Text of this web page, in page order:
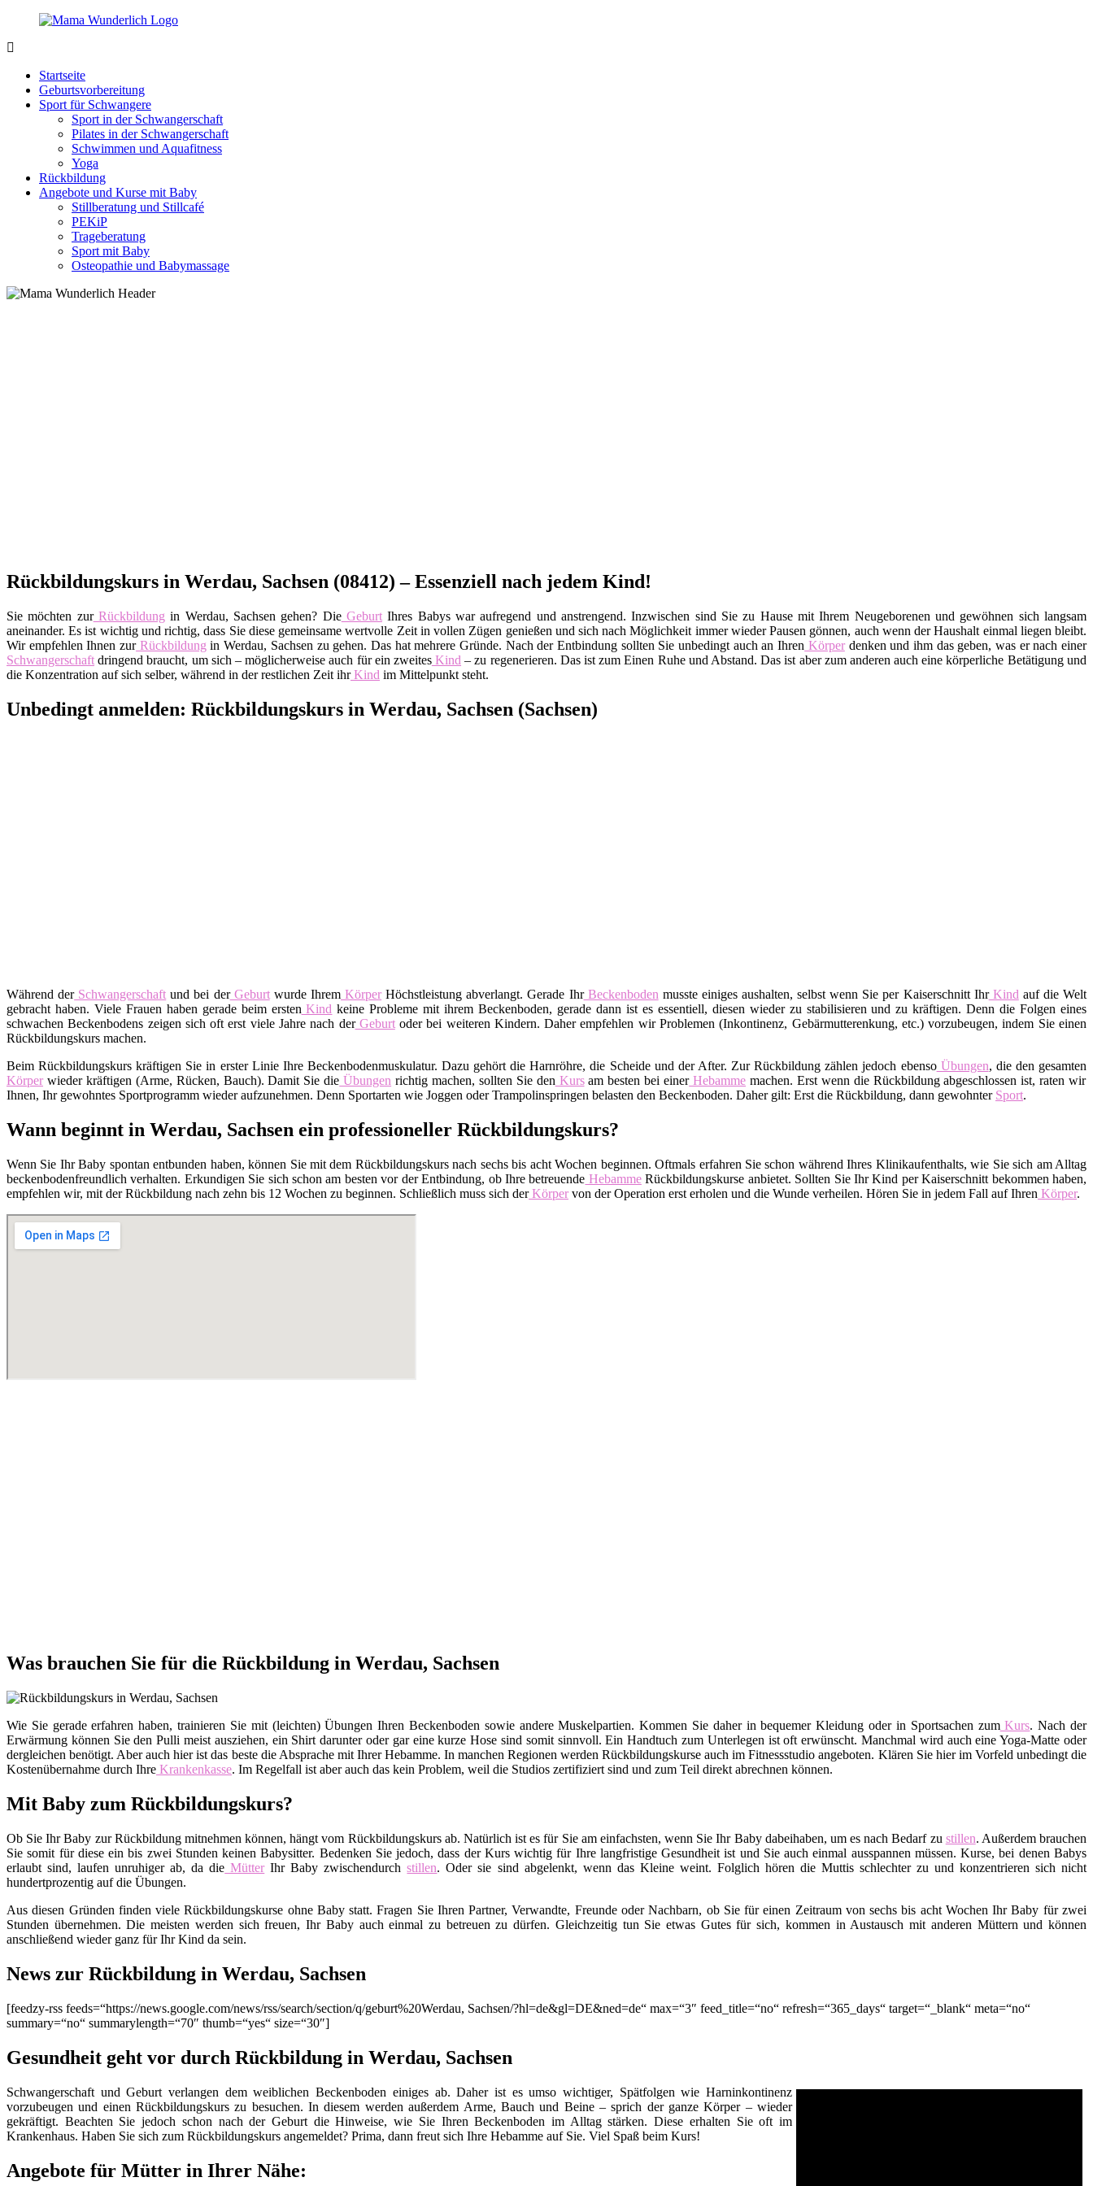
Zurück
Inhalt
sein
wunderbar!
Startseite
Geburtsvorbereitung
Sport für Schwangere
Sport in der Schwangerschaft
Pilates in der Schwangerschaft
Schwimmen und Aquafitness
Yoga
Rückbildung
Angebote und Kurse mit Baby
Stillberatung und Stillcafé
PEKiP
Trageberatung
Sport mit Baby
Osteopathie und Babymassage
Rückbildungskurs in Werdau, Sachsen (08412) – Essenziell nach jedem Kind!
Sie möchten zurRückbildung in Werdau, Sachsen gehen? DieGeburt Ihres Babys war aufregend und anstrengend. Inzwischen sind Sie zu Hause mit Ihrem Neugeborenen und gewöhnen sich langsam
aneinander. Es ist wichtig und richtig, dass Sie diese gemeinsame wertvolle Zeit in vollen Zügen genießen und sich nach Möglichkeit immer wieder Pausen gönnen, auch wenn der Haushalt einmal liegen bleibt.
Wir empfehlen Ihnen zurRückbildung in Werdau, Sachsen zu gehen. Das hat mehrere Gründe. Nach der Entbindung sollten Sie unbedingt auch an Ihren Körperdenken und ihm das geben, was er nach einer
Schwangerschaft dringend braucht, um sich – möglicherweise auch für ein zweitesKind – zu regenerieren. Das ist zum Einen Ruhe und Abstand. Das ist aber zum anderen auch eine körperliche Betätigung und
die Konzentration auf sich selber, während in der restlichen Zeit ihrKind im Mittelpunkt steht.
Unbedingt anmelden: Rückbildungskurs in Werdau, Sachsen (Sachsen)
Während derSchwangerschaft und bei derGeburtwurde IhremKörperHöchstleistung abverlangt. Gerade IhrBeckenboden musste einiges aushalten, selbst wenn Sie per Kaiserschnitt IhrKind auf die Welt
gebracht haben. Viele Frauen haben gerade beim ersten Kind keine Probleme mit ihrem Beckenboden, gerade dann ist es essentiell, diesen wieder zu stabilisieren und zu kräftigen. Denn die Folgen eines
schwachen Beckenbodens zeigen sich oft erst viele Jahre nach derGeburtoder bei weiteren Kindern. Daher empfehlen wir Problemen (Inkontinenz, Gebärmutterenkung, etc.) vorzubeugen, indem Sie einen
Rückbildungskurs machen.
Beim Rückbildungskurs kräftigen Sie in erster Linie Ihre Beckenbodenmuskulatur. Dazu gehört die Harnröhre, die Scheide und der After. Zur Rückbildung zählen jedoch ebensoÜbungen, die den gesamten
Körperwieder kräftigen (Arme, Rücken, Bauch). Damit Sie die Übungen richtig machen, sollten Sie den Kursam besten bei einerHebamme machen. Erst wenn die Rückbildung abgeschlossen ist, raten wir
Ihnen, Ihr gewohntes Sportprogramm wieder aufzunehmen. Denn Sportarten wie Joggen oder Trampolinspringen belasten den Beckenboden. Daher gilt: Erst die Rückbildung, dann gewohnter Sport.
Wann beginnt in Werdau, Sachsen ein professioneller Rückbildungskurs?
Wenn Sie Ihr Baby spontan entbunden haben, können Sie mit dem Rückbildungskurs nach sechs bis acht Wochen beginnen. Oftmals erfahren Sie schon während Ihres Klinikaufenthalts, wie Sie sich am Alltag
beckenbodenfreundlich verhalten. Erkundigen Sie sich schon am besten vor der Entbindung, ob Ihre betreuende HebammeRückbildungskurse anbietet. Sollten Sie Ihr Kind per Kaiserschnitt bekommen haben,
empfehlen wir, mit der Rückbildung nach zehn bis 12 Wochen zu beginnen. Schließlich muss sich derKörpervon der Operation erst erholen und die Wunde verheilen. Hören Sie in jedem Fall auf Ihren Körper.
Was brauchen Sie für die Rückbildung in Werdau, Sachsen
Wie Sie gerade erfahren haben, trainieren Sie mit (leichten) Übungen Ihren Beckenboden sowie andere Muskelpartien. Kommen Sie daher in bequemer Kleidung oder in Sportsachen zumKurs. Nach der
Erwärmung können Sie den Pulli meist ausziehen, ein Shirt darunter oder gar eine kurze Hose sind somit sinnvoll. Ein Handtuch zum Unterlegen ist oft erwünscht. Manchmal wird auch eine Yoga-Matte oder
dergleichen benötigt. Aber auch hier ist das beste die Absprache mit Ihrer Hebamme. In manchen Regionen werden Rückbildungskurse auch im Fitnessstudio angeboten. Klären Sie hier im Vorfeld unbedingt die
Kostenübernahme durch Ihre Krankenkasse. Im Regelfall ist aber auch das kein Problem, weil die Studios zertifiziert sind und zum Teil direkt abrechnen können.
Mit Baby zum Rückbildungskurs?
Ob Sie Ihr Baby zur Rückbildung mitnehmen können, hängt vom Rückbildungskurs ab. Natürlich ist es für Sie am einfachsten, wenn Sie Ihr Baby dabeihaben, um es nach Bedarf zu stillen. Außerdem brauchen
Sie somit für diese ein bis zwei Stunden keinen Babysitter. Bedenken Sie jedoch, dass der Kurs wichtig für Ihre langfristige Gesundheit ist und Sie auch einmal ausspannen müssen. Kurse, bei denen Babys
erlaubt sind, laufen unruhiger ab, da die MütterIhr Baby zwischendurchstillen. Oder sie sind abgelenkt, wenn das Kleine weint. Folglich hören die Muttis schlechter zu und konzentrieren sich nicht
hundertprozentig auf die Übungen.
Aus diesen Gründen finden viele Rückbildungskurse ohne Baby statt. Fragen Sie Ihren Partner, Verwandte, Freunde oder Nachbarn, ob Sie für einen Zeitraum von sechs bis acht Wochen Ihr Baby für zwei
Stunden übernehmen. Die meisten werden sich freuen, Ihr Baby auch einmal zu betreuen zu dürfen. Gleichzeitig tun Sie etwas Gutes für sich, kommen in Austausch mit anderen Müttern und können
anschließend wieder ganz für Ihr Kind da sein.
News zur Rückbildung in Werdau, Sachsen
[feedzy-rss feeds=“https://news.google.com/news/rss/search/section/q/geburt%20Werdau, Sachsen/?hl=de&gl=DE&ned=de“ max=“3″ feed_title=“no“ refresh=“365_days“ target=“_blank“ meta=“no“
summary=“no“ summarylength=“70″ thumb=“yes“ size=“30″]
Gesundheit geht vor durch Rückbildung in Werdau, Sachsen
Schwangerschaft und Geburt verlangen dem weiblichen Beckenboden einiges ab. Daher ist es umso wichtiger, Spätfolgen wie Harninkontinenz
vorzubeugen und einen Rückbildungskurs zu besuchen. In diesem werden außerdem Arme, Bauch und Beine – sprich der ganze Körper – wieder
gekräftigt. Beachten Sie jedoch schon nach der Geburt die Hinweise, wie Sie Ihren Beckenboden im Alltag stärken. Diese erhalten Sie oft im
Krankenhaus. Haben Sie sich zum Rückbildungskurs angemeldet? Prima, dann freut sich Ihre Hebamme auf Sie. Viel Spaß beim Kurs!
Angebote für Mütter in Ihrer Nähe: